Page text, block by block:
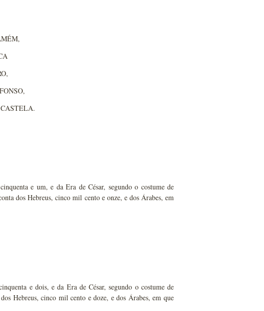
e um, e da Era de César, segundo o costume de
dos Hebreus, cinco mil cento e onze, e dos Árabes, em
e dois, e da Era de César, segundo o costume de
Hebreus, cinco mil cento e doze, e dos Árabes, em que